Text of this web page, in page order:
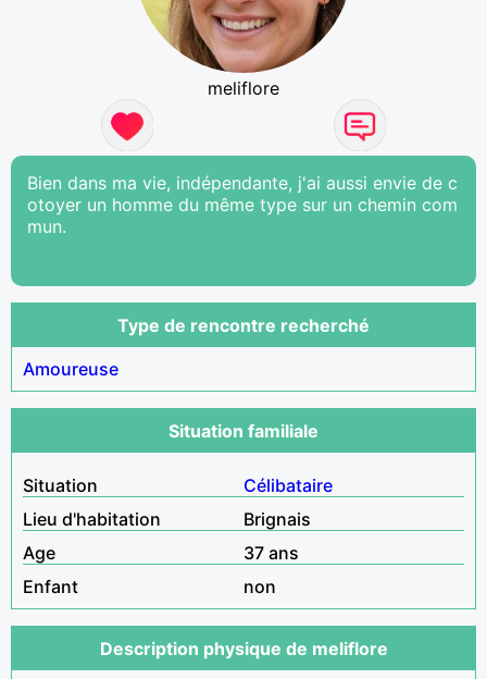
meliflore
Bien dans ma vie, indépendante, j'ai aussi envie de c
otoyer un homme du même type sur un chemin com
mun.
Type de rencontre recherché
Amoureuse
Situation familiale
Situation
Célibataire
Lieu d'habitation
Brignais
Age
37 ans
Enfant
non
Description physique de meliflore